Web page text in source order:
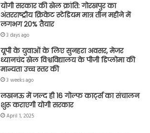
योगी सरकार की खेल क्रांति: गोरखपुर का
अंतरराष्ट्रीय क्रिकेट स्टेडियम मात्र तीन महीने में
लगभग 20% तैयार
3 days ago
यूपी के युवाओं के लिए सुनहरा अवसर, मेजर
ध्यानचंद खेल विश्वविद्यालय के पीजी डिप्लोमा की
मान्यता उच्च स्तर की
3 weeks ago
लखनऊ में जल्द ही 16 गोल्फ कार्ट्स का संचालन
शुरू कराएगी योगी सरकार
April 1, 2025